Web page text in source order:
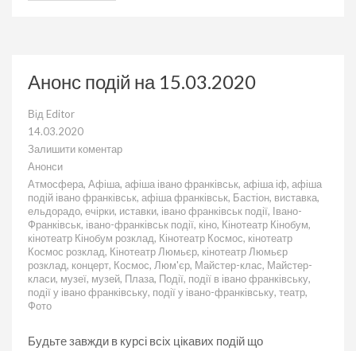
Анонс подій на 15.03.2020
Від Editor
14.03.2020
Залишити коментар
до
подій
на
15.03.2020
Анонси
Атмосфера, Афіша, афіша івано франківськ, афіша іф, афіша
подій івано франківськ, афіша франківськ, Бастіон, виставка,
ельдорадо, ечірки, иставки, івано франківськ події, Івано-
Франківськ, івано-франківськ події, кіно, Кінотеатр Кінобум,
кінотеатр Кінобум розклад, Кінотеатр Космос, кінотеатр
Космос розклад, Кінотеатр Люмьєр, кінотеатр Люмьєр
розклад, концерт, Космос, Люм'єр, Майстер-клас, Майстер-
класи, музеї, музей, Плаза, Події, події в івано франківську,
події у івано франківську, події у івано-франківську, театр,
Фото
Будьте завжди в курсі всіх цікавих подій що